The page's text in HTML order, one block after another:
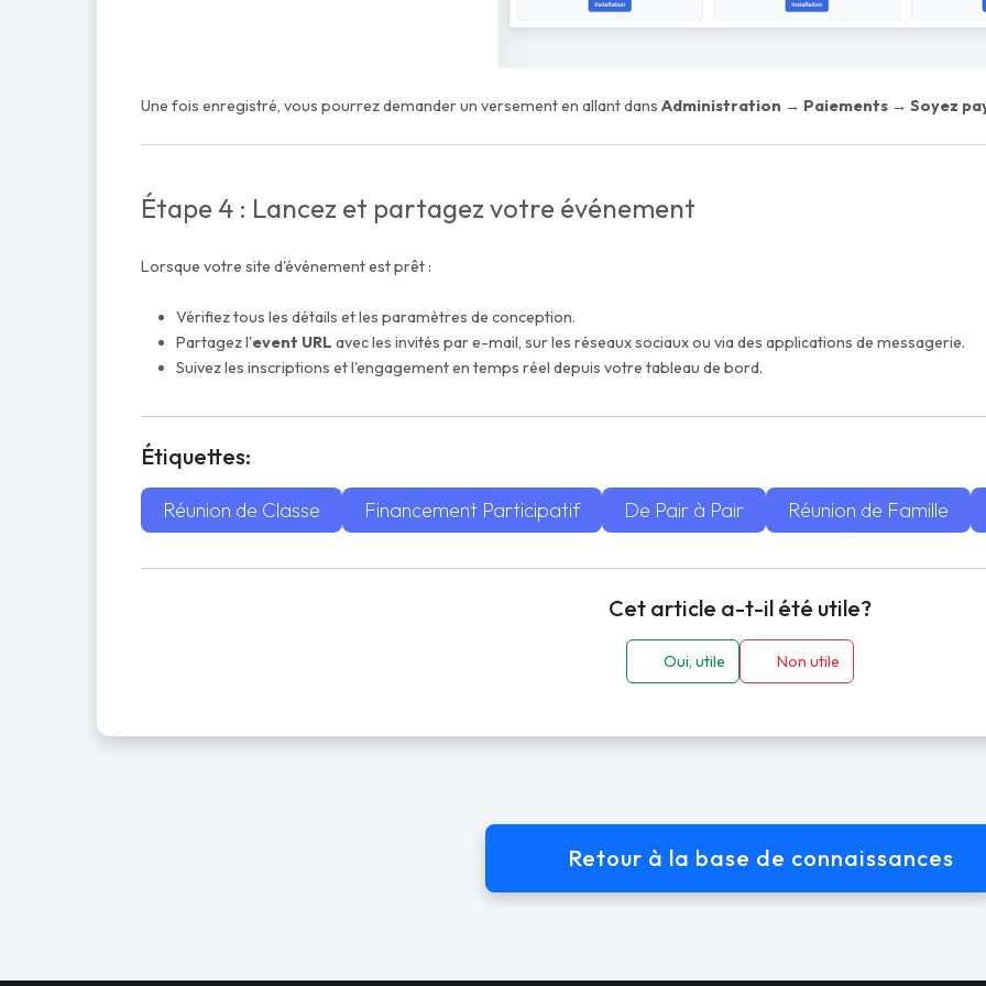
Une fois enregistré, vous pourrez demander un versement en allant dans Administration → Paiements → Soyez
Étape 4 : Lancez et partagez votre événement
Lorsque votre site d'événement est prêt :
Vérifiez tous les détails et les paramètres de conception.
Partagez l'event URL avec les invités par e-mail, sur les réseaux sociaux ou via des applications de messagerie.
Suivez les inscriptions et l'engagement en temps réel depuis votre tableau de bord.
Étiquettes:
Réunion de Classe Financement Participatif De Pair à Pair Réunion de Famille
Cet article a-t-il été utile?
Oui, utile Non utile
Retour à la base de connaissances